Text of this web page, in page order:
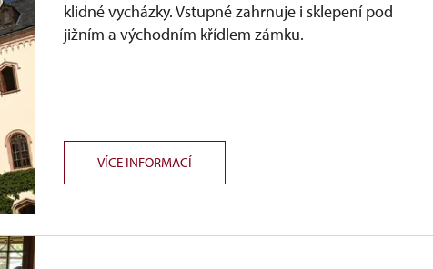
klidné vycházky. Vstupné zahrnuje i sklepení pod
jižním a východním křídlem zámku.
VÍCE INFORMACÍ